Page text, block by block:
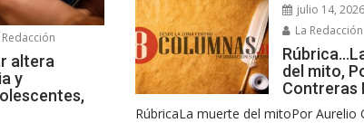
Redacción
altera
y
julio 14, 2026
La Redacción
del mito,
Contreras
RúbricaLa muerte del mitoPor Aurelio